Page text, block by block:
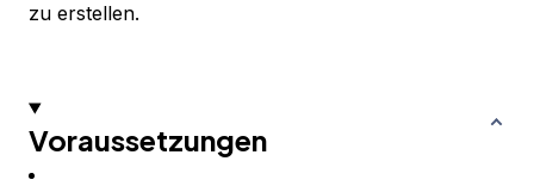
zu erstellen.
Voraussetzungen